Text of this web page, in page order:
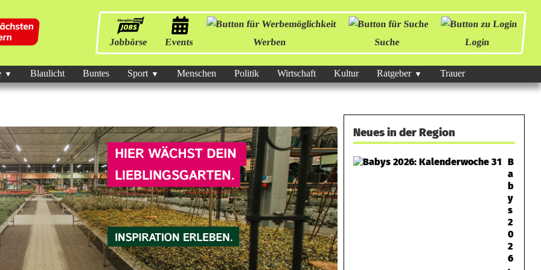
Jobbörse Events Werben Suche Login
Blaulicht Buntes Sport Menschen Politik Wirtschaft Kultur Ratgeber Trauer
Neues in der Region
B
a
b
y
s
2
0
2
6